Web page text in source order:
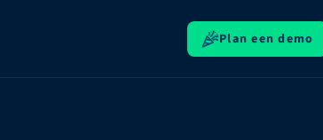
Plan een demo